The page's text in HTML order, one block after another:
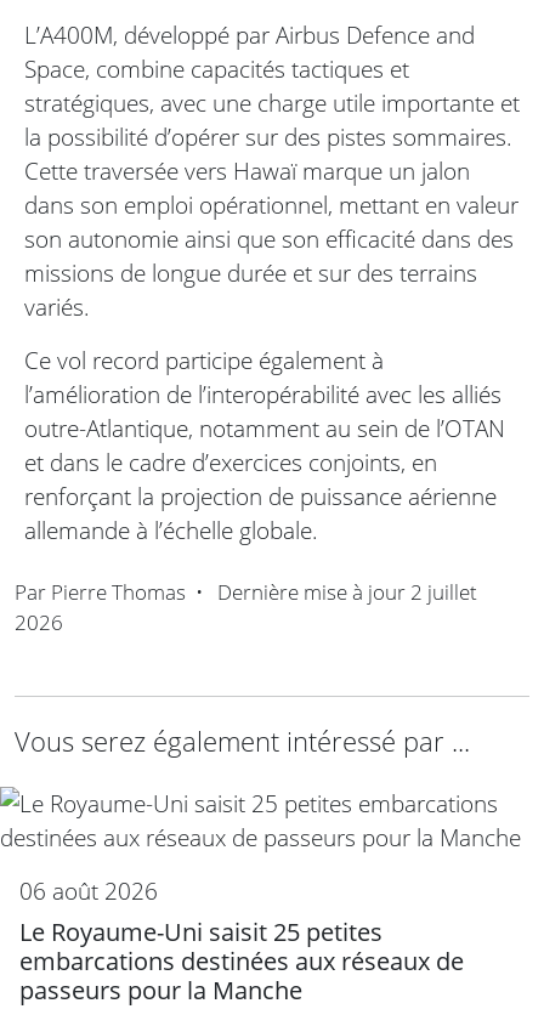
L’A400M, développé par Airbus Defence and
Space, combine capacités tactiques et
stratégiques, avec une charge utile importante et
la possibilité d’opérer sur des pistes sommaires.
Cette traversée vers Hawaï marque un jalon
dans son emploi opérationnel, mettant en valeur
son autonomie ainsi que son efficacité dans des
missions de longue durée et sur des terrains
variés.
Ce vol record participe également à
l’amélioration de l’interopérabilité avec les alliés
outre-Atlantique, notamment au sein de l’OTAN
et dans le cadre d’exercices conjoints, en
renforçant la projection de puissance aérienne
allemande à l’échelle globale.
Par Pierre Thomas • Dernière mise à jour 2 juillet
2026
Vous serez également intéressé par ...
06 août 2026
Le Royaume-Uni saisit 25 petites
embarcations destinées aux réseaux de
passeurs pour la Manche